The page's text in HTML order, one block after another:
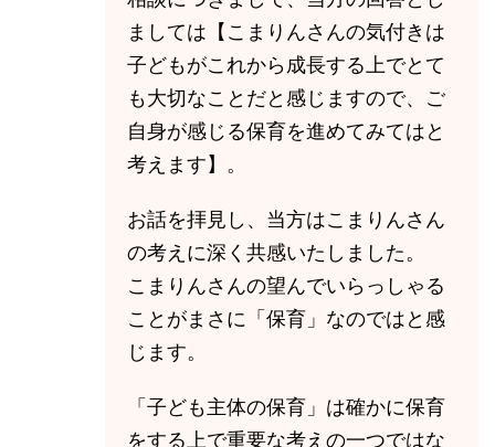
ましては【こまりんさんの気付きは
子どもがこれから成長する上でとて
も大切なことだと感じますので、ご
自身が感じる保育を進めてみてはと
考えます】。
お話を拝見し、当方はこまりんさん
の考えに深く共感いたしました。
こまりんさんの望んでいらっしゃる
ことがまさに「保育」なのではと感
じます。
「子ども主体の保育」は確かに保育
をする上で重要な考えの一つではな